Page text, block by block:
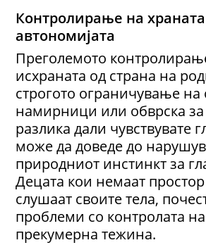
Контролирање на
автономијата
Преголемото
исхраната од страна на
строгото ограничување на
намирници или обврска за
разлика дали чувствувате
може да доведе до
природниот инстинкт за
Децата кои немаат простор
слушаат своите тела,
проблеми со контролата
прекумерна тежина.